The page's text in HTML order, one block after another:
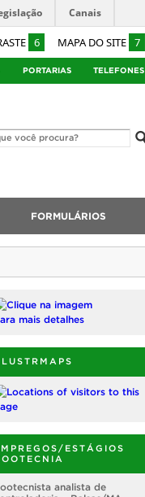
6 MAPA DO SITE 7
Canais
PORTARIAS TELEFONES
FORMULÁRIOS
ESTÁGIOS
analista de